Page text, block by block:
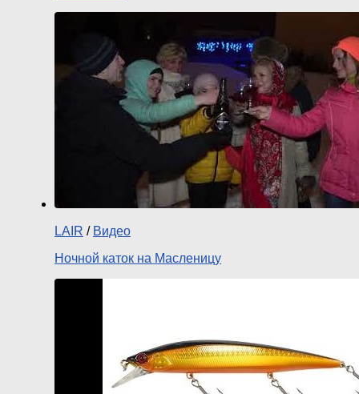
LAIR / Видео
Ночной каток на Масленицу